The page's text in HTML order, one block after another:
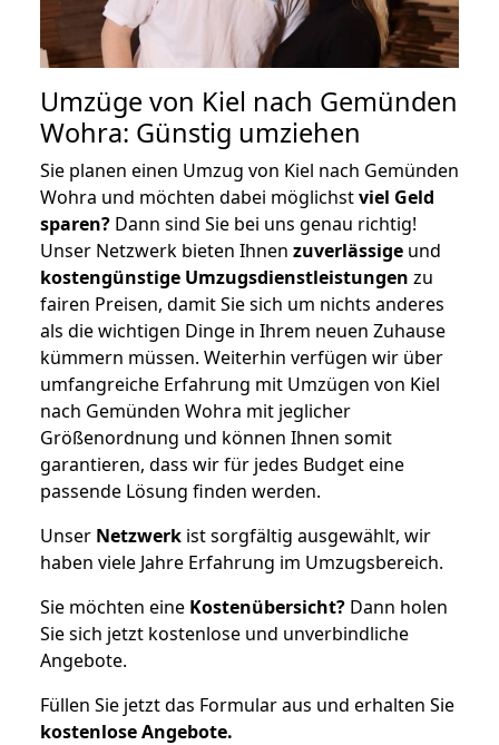
Umzüge von Kiel nach Gemünden
Wohra: Günstig umziehen
Sie planen einen Umzug von Kiel nach Gemünden
Wohra und möchten dabei möglichstviel Geld
sparen? Dann sind Sie bei uns genau richtig!
Unser Netzwerk bieten Ihnen zuverlässige und
kostengünstige Umzugsdienstleistungen zu
fairen Preisen, damit Sie sich um nichts anderes
als die wichtigen Dinge in Ihrem neuen Zuhause
kümmern müssen. Weiterhin verfügen wir über
umfangreiche Erfahrung mit Umzügen von Kiel
nach Gemünden Wohra mit jeglicher
Größenordnung und können Ihnen somit
garantieren, dass wir für jedes Budget eine
passende Lösung finden werden.
Unser Netzwerk ist sorgfältig ausgewählt, wir
haben viele Jahre Erfahrung im Umzugsbereich.
Sie möchten eine Kostenübersicht? Dann holen
Sie sich jetzt kostenlose und unverbindliche
Angebote.
Füllen Sie jetzt das Formular aus und erhalten Sie
kostenloseAngebote.